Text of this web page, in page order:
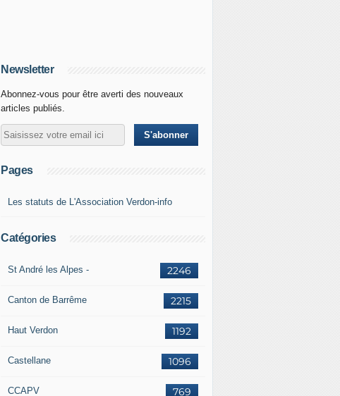
Newsletter
Abonnez-vous pour être averti des nouveaux
articles publiés.
Pages
Les statuts de L'Association Verdon-info
Catégories
2246
St André les Alpes -
2215
Canton de Barrême
1192
Haut Verdon
1096
Castellane
769
CCAPV